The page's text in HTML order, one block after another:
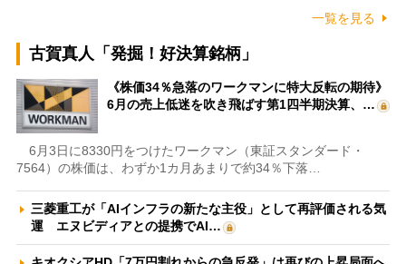
一覧を見る
古賀真人「発掘！好決算銘柄」
《株価34％急落のワークマンに特大反転の期待》
6月の売上低迷を吹き飛ばす第1四半期決算、…
6月3日に8330円をつけたワークマン（東証スタンダード・
7564）の株価は、わずか1カ月あまりで約34％下落…
三菱重工が「AIインフラの新たな主役」として再評価される気
運 エヌビディアとの提携でAI…